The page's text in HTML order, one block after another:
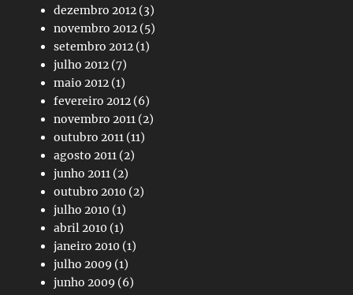
dezembro 2012 (3)
novembro 2012 (5)
setembro 2012 (1)
julho 2012 (7)
maio 2012 (1)
fevereiro 2012 (6)
novembro 2011 (2)
outubro 2011 (11)
agosto 2011 (2)
junho 2011 (2)
outubro 2010 (2)
julho 2010 (1)
abril 2010 (1)
janeiro 2010 (1)
julho 2009 (1)
junho 2009 (6)